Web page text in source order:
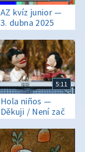
AZ kvíz junior —
3. dubna 2025
5:11
Hola niños —
Děkuji / Není zač